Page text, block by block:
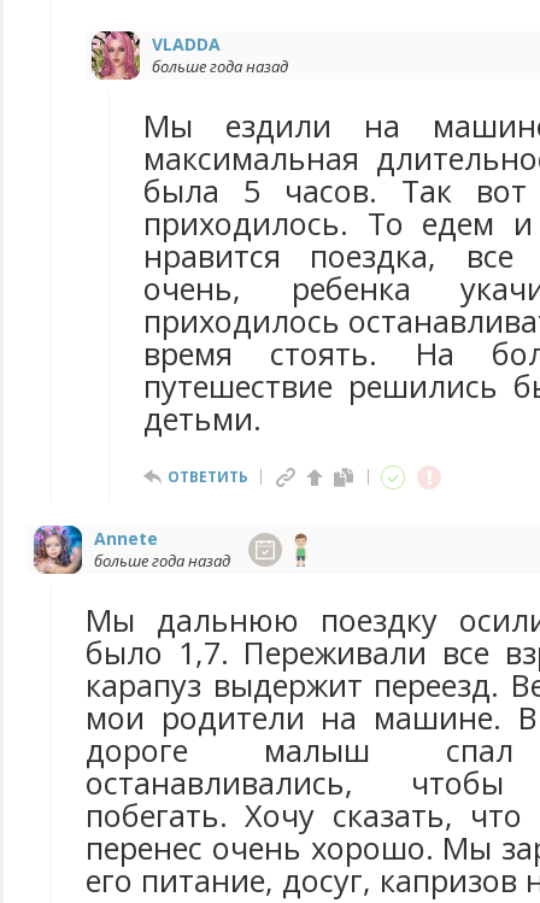
VLADDA
больше года назад
Мы ездили на
максимальная
была 5 часов. Так
приходилось. То едем
нравится поездка,
очень, ребенка
приходилось
время стоять. На
путешествие решились
детьми.
ОТВЕТИТЬ
Annete
больше года назад
Мы дальнюю поездку
было 1,7. Переживали все
карапуз выдержит переезд.
мои родители на машине.
дороге малыш
останавливались,
побегать. Хочу сказать,
перенес очень хорошо. Мы
его питание, досуг,